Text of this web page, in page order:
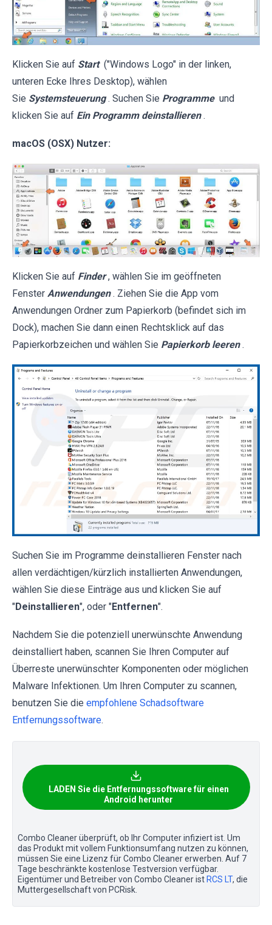
Klicken Sie auf Start ("Windows Logo" in der linken,
unteren Ecke Ihres Desktop), wählen
Sie Systemsteuerung . Suchen Sie Programme und
klicken Sie auf Ein Programm deinstallieren .
macOS (OSX) Nutzer:
Klicken Sie auf Finder , wählen Sie im geöffneten
Fenster Anwendungen . Ziehen Sie die App vom
Anwendungen Ordner zum Papierkorb (befindet sich im
Dock), machen Sie dann einen Rechtsklick auf das
Papierkorbzeichen und wählen Sie Papierkorb leeren .
Suchen Sie im Programme deinstallieren Fenster nach
allen verdächtigen/kürzlich installierten Anwendungen,
wählen Sie diese Einträge aus und klicken Sie auf
"Deinstallieren", oder "Entfernen".
Nachdem Sie die potenziell unerwünschte Anwendung
deinstalliert haben, scannen Sie Ihren Computer auf
Überreste unerwünschter Komponenten oder möglichen
Malware Infektionen. Um Ihren Computer zu scannen,
benutzen Sie die empfohlene Schadsoftware
Entfernungssoftware.
LADEN Sie die Entfernungssoftware für einen
Android herunter
Combo Cleaner überprüft, ob Ihr Computer infiziert ist. Um
das Produkt mit vollem Funktionsumfang nutzen zu können,
müssen Sie eine Lizenz für Combo Cleaner erwerben. Auf 7
Tage beschränkte kostenlose Testversion verfügbar.
Eigentümer und Betreiber von Combo Cleaner ist RCS LT, die
Muttergesellschaft von PCRisk.